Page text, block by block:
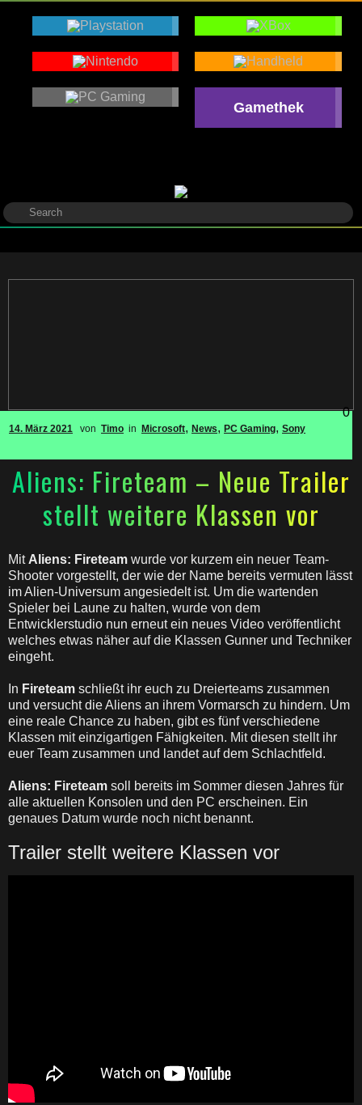
Gamethek
14. März 2021 von Timo in Microsoft, News, PC Gaming, Sony
0
Aliens: Fireteam – Neue Trailer
stellt weitere Klassen vor
Mit Aliens: Fireteam wurde vor kurzem ein neuer Team-
Shooter vorgestellt, der wie der Name bereits vermuten lässt
im Alien-Universum angesiedelt ist. Um die wartenden
Spieler bei Laune zu halten, wurde von dem
Entwicklerstudio nun erneut ein neues Video veröffentlicht
welches etwas näher auf die Klassen Gunner und Techniker
eingeht.
In Fireteam schließt ihr euch zu Dreierteams zusammen
und versucht die Aliens an ihrem Vormarsch zu hindern. Um
eine reale Chance zu haben, gibt es fünf verschiedene
Klassen mit einzigartigen Fähigkeiten. Mit diesen stellt ihr
euer Team zusammen und landet auf dem Schlachtfeld.
Aliens: Fireteam soll bereits im Sommer diesen Jahres für
alle aktuellen Konsolen und den PC erscheinen. Ein
genaues Datum wurde noch nicht benannt.
Trailer stellt weitere Klassen vor